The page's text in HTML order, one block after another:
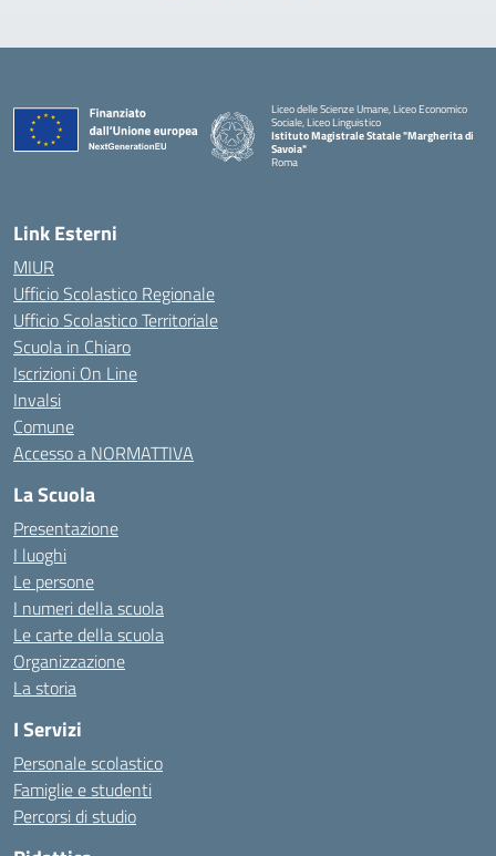
Liceo delle Scienze Umane, Liceo Economico
Sociale, Liceo Linguistico
Istituto Magistrale Statale "Margherita di
Savoia"
Roma
Link Esterni
MIUR
Ufficio Scolastico Regionale
Ufficio Scolastico Territoriale
Scuola in Chiaro
Iscrizioni On Line
Invalsi
Comune
Accesso a NORMATTIVA
La Scuola
Presentazione
I luoghi
Le persone
I numeri della scuola
Le carte della scuola
Organizzazione
La storia
I Servizi
Personale scolastico
Famiglie e studenti
Percorsi di studio